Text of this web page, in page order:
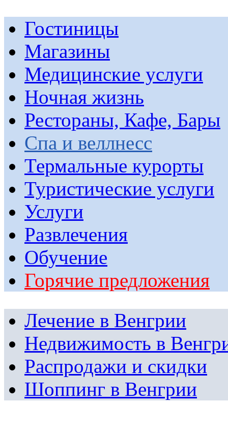
Гостиницы
Магазины
Медицинские услуги
Ночная жизнь
Рестораны, Кафе, Бары
Спа и веллнесс
Термальные курорты
Туристические услуги
Услуги
Развлечения
Обучение
Горячие предложения
Лечение в Венгрии
Недвижимость в
Распродажи и скидки
Шоппинг в Венгрии